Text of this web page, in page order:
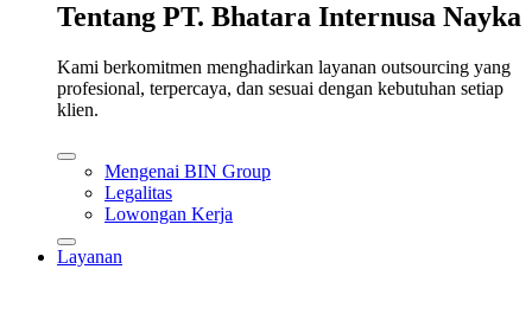
Tentang PT. Bhatara Internusa Nayka
Kami berkomitmen menghadirkan layanan outsourcing yang
profesional, terpercaya, dan sesuai dengan kebutuhan setiap
klien.
Mengenai BIN Group
Legalitas
Lowongan Kerja
Layanan